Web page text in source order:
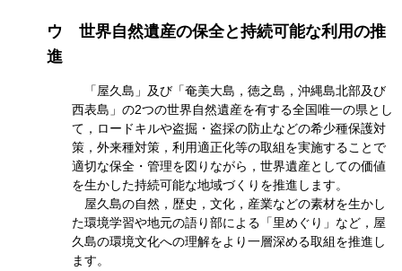
ウ
世界自然遺産の保全と持続可能な利用の推
進
「屋久島」及び「奄美大島，徳之島，沖縄島北部及び
西表島」の2つの世界自然遺産を有する全国唯一の県とし
て，ロードキルや盗掘・盗採の防止などの希少種保護対
策，外来種対策，利用適正化等の取組を実施することで
適切な保全・管理を図りながら，世界遺産としての価値
を生かした持続可能な地域づくりを推進します。
屋久島の自然，歴史，文化，産業などの素材を生かし
た環境学習や地元の語り部による「里めぐり」など，屋
久島の環境文化への理解をより一層深める取組を推進し
ます。